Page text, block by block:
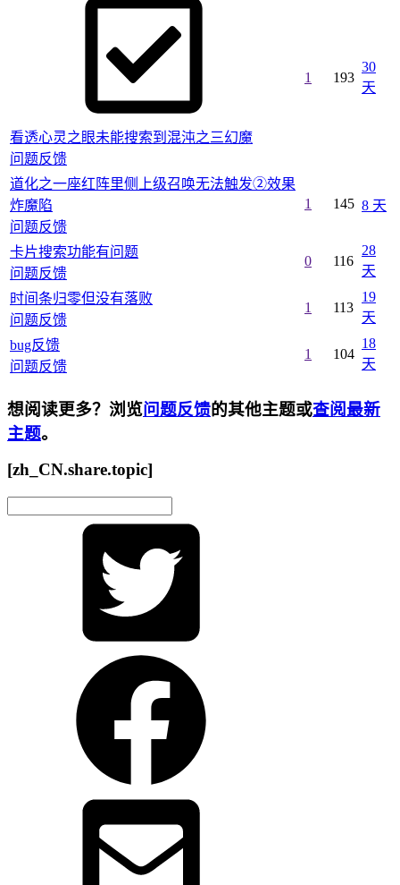
看透心灵之眼未能搜索到混沌之三幻魔
问题反馈
1 193
30
天
道化之一座红阵里侧上级召唤无法触发②效果
炸魔陷
问题反馈
1 145 8 天
卡片搜索功能有问题
问题反馈
0 116
28
天
时间条归零但没有落败
问题反馈
1 113
19
天
bug反馈
问题反馈
1 104
18
天
想阅读更多？浏览问题反馈的其他主题或查阅最新
主题。
[zh_CN.share.topic]